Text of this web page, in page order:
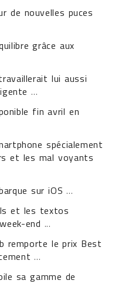
de nouvelles puces
grâce aux
lui aussi
...
fin avril en
spécialement
et les mal voyants
sur iOS...
et les textos
end ...
remporte le prix Best
...
sa gamme de